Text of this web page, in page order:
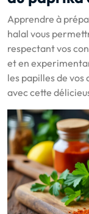
Apprendre à
halal vous
respectant vos
et en
les papilles de vos
avec cette